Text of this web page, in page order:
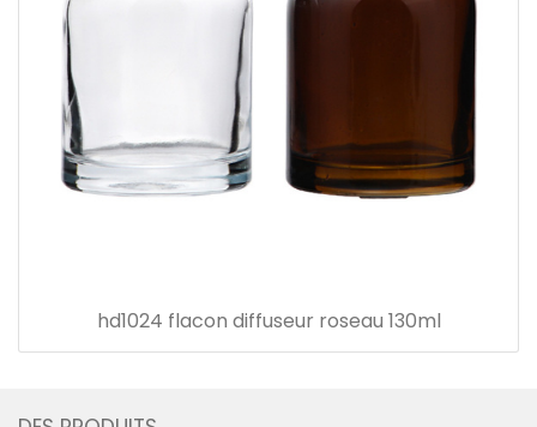
hd1024 flacon diffuseur roseau 130ml